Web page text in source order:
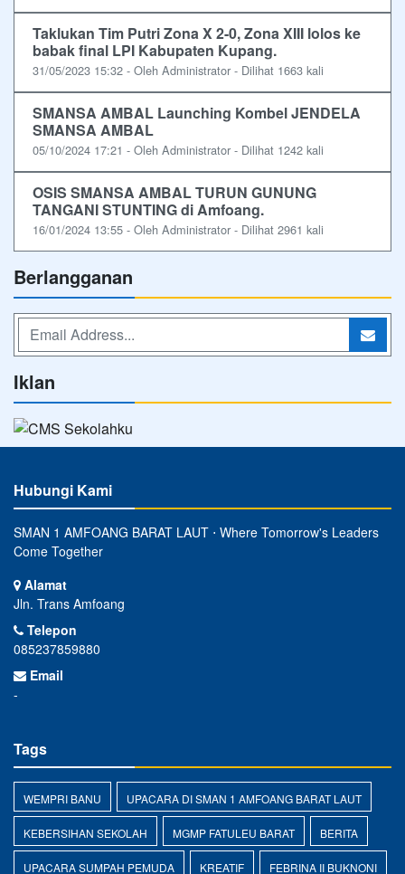
Taklukan Tim Putri Zona X 2-0, Zona XIII lolos ke
babak final LPI Kabupaten Kupang.
31/05/2023 15:32 - Oleh Administrator - Dilihat 1663 kali
SMANSA AMBAL Launching Kombel JENDELA
SMANSA AMBAL
05/10/2024 17:21 - Oleh Administrator - Dilihat 1242 kali
OSIS SMANSA AMBAL TURUN GUNUNG
TANGANI STUNTING di Amfoang.
16/01/2024 13:55 - Oleh Administrator - Dilihat 2961 kali
Berlangganan
Iklan
Hubungi Kami
SMAN 1 AMFOANG BARAT LAUT ⋅ Where Tomorrow's Leaders
Come Together
Alamat
Jln. Trans Amfoang
Telepon
085237859880
Email
-
Tags
WEMPRI BANU UPACARA DI SMAN 1 AMFOANG BARAT LAUT
KEBERSIHAN SEKOLAH MGMP FATULEU BARAT BERITA
UPACARA SUMPAH PEMUDA KREATIF FEBRINA II BUKNONI